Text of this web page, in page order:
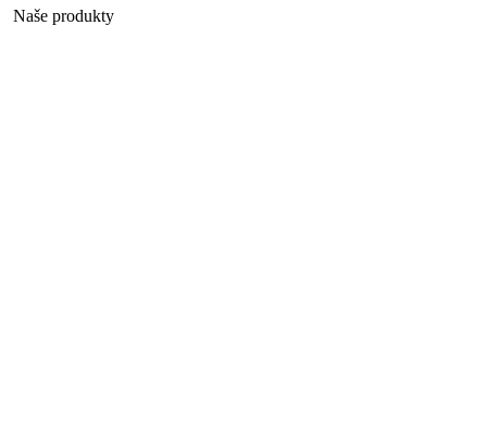
Naše produkty